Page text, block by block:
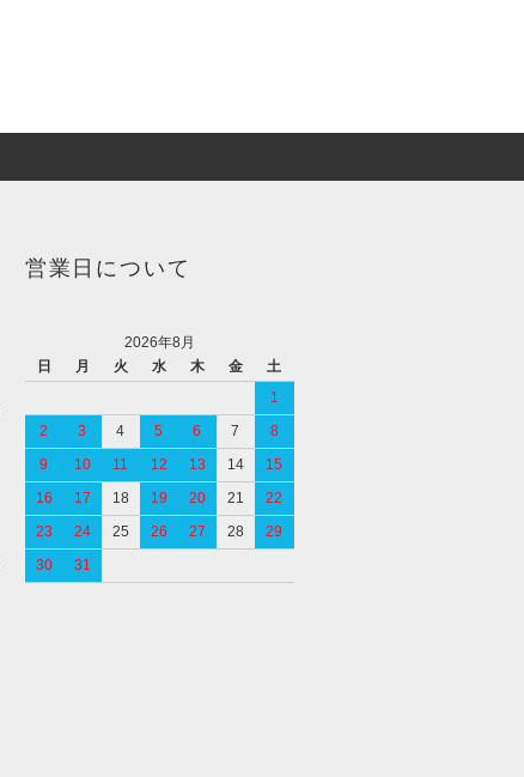
営業日について
2026年8月
日
月 火 水 木 金
土
1
2
3 4 5 6 7
8
9
10 11 12 13 14
15
16
17 18 19 20 21
22
23
24 25 26 27 28
29
30
31